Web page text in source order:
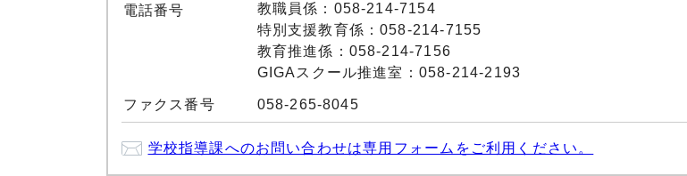
電話番号
教職員係：058-214-7154
特別支援教育係：058-214-7155
教育推進係：058-214-7156
GIGAスクール推進室：058-214-2193
ファクス番号 058-265-8045
学校指導課へのお問い合わせは専用フォームをご利用ください。